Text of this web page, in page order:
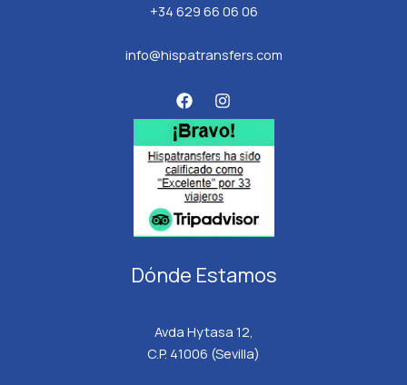
+34 629 66 06 06
info@hispatransfers.com
Dónde Estamos
Avda Hytasa 12,
C.P. 41006 (Sevilla)